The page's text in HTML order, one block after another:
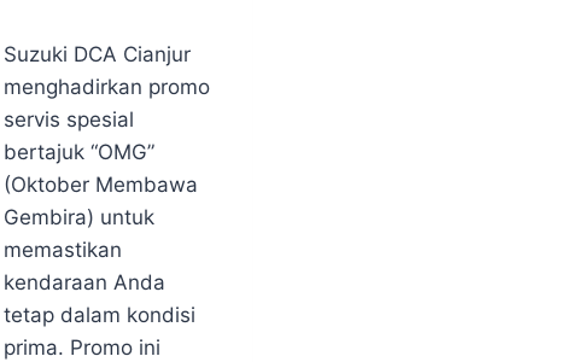
|
PROMO
TERBARU
|
TERBARU
SUZUKI
|
SUZUKI
CIANJUR
webmaster
Suzuki DCA Cianjur
menghadirkan promo
servis spesial
bertajuk “OMG”
(Oktober Membawa
Gembira) untuk
memastikan
kendaraan Anda
tetap dalam kondisi
prima. Promo ini